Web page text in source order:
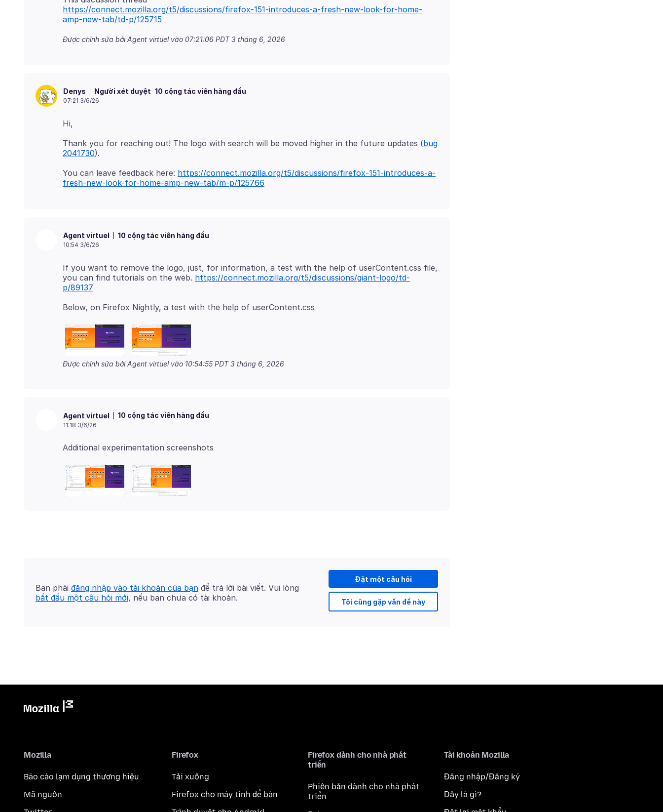
https://connect.mozilla.org/t5/discussions/firefox-151-introduces-a-fresh-new-look-for-home-
amp-new-tab/td-p/125715
Được chỉnh sửa bởi Agent virtuel vào 07:21:06 PDT 3 tháng 6, 2026
Denys Người xét duyệt 10 cộng tác viên hàng đầu
07:21 3/6/26
Thank you for reaching out! The logo with search will be moved higher in the future updates (bug
2041730
You can leave feedback here: https://connect.mozilla.org/t5/discussions/firefox-151-introduces-a-
fresh-new-look-for-home-amp-new-tab/m-p/125766
Agent virtuel 10 cộng tác viên hàng đầu
10:54 3/6/26
If you want to remove the logo, just, for information, a test with the help of userContent.css file,
you can find tutorials on the web. https://connect.mozilla.org/t5/discussions/giant-logo/td-
p/89137
Được chỉnh sửa bởi Agent virtuel vào 10:54:55 PDT 3 tháng 6, 2026
Agent virtuel 10 cộng tác viên hàng đầu
11:18 3/6/26
Đặt một câu hỏi
Tôi cũng gặp vấn đề này
Bạn phải đăng nhập vào tài khoản của bạn để trả lời bài viết. Vui lòng
bắt đầu một câu hỏi mới, nếu bạn chưa có tài khoản.
Mozilla
Báo cáo lạm dụng thương hiệu
Mã nguồn
Firefox
Tải xuống
Firefox cho máy tính để bàn
Firefox dành cho nhà phát
triển
Phiên bản dành cho nhà phát
triển
Tài khoản Mozilla
Đăng nhập/Đăng ký
Đây là gì?